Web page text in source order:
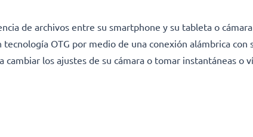
de archivos entre su smartphone y su tableta o cámara
OTG por medio de una conexión alámbrica con
los ajustes de su cámara o tomar instantáneas o